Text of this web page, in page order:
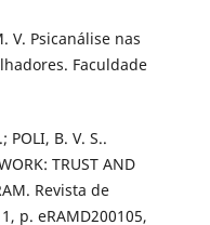
V. Psicanálise nas
Faculdade
POLI, B. V. S..
TRUST AND
Revista de
p. eRAMD200105,